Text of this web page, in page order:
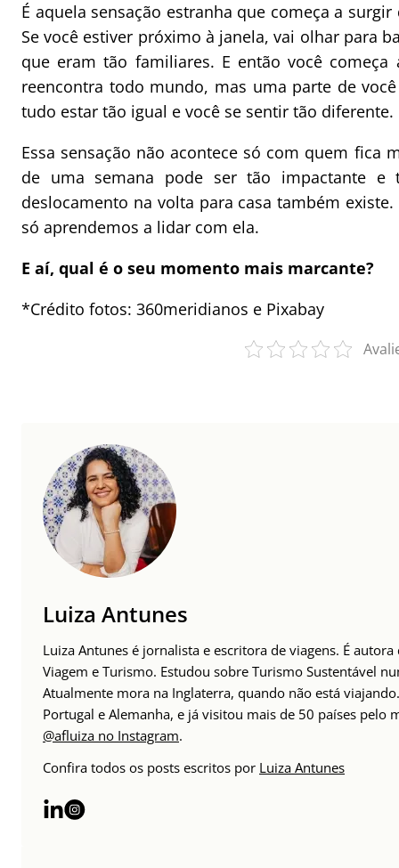
É aquela sensação estranha que começa a
Se você estiver próximo à janela, vai olhar para
que eram tão familiares. E então você
reencontra todo mundo, mas uma parte de
tudo estar tão igual e você se sentir tão diferente.
Essa sensação não acontece só com quem fica
de uma semana pode ser tão impactante e
deslocamento na volta para casa também
só aprendemos a lidar com ela.
E aí, qual é o seu momento mais marcante?
*Crédito fotos: 360meridianos e Pixabay
Luiza Antunes
Luiza Antunes é jornalista e escritora de viagens. É
Viagem e Turismo. Estudou sobre Turismo Sustentável
Atualmente mora na Inglaterra, quando não está
Portugal e Alemanha, e já visitou mais de 50 países pelo
@afluiza no Instagram.
Confira todos os posts escritos por Luiza Antunes